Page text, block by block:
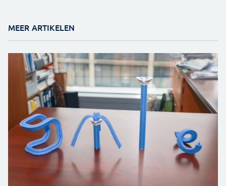
MEER ARTIKELEN